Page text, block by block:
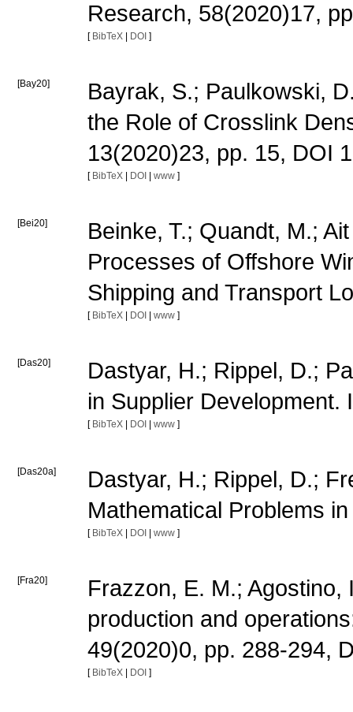
Research, 58(2020)17,
[ BibTeX| DOI ]
[Bay20]
Bayrak, S.; Paulkowski,
the Role of Crosslink
13(2020)23, pp. 15, DOI
[ BibTeX| DOI www ]
[Bei20]
Beinke, T.; Quandt, M.;
Processes of Offshore
Shipping and Transport
[ BibTeX| DOI www ]
[Das20]
Dastyar, H.; Rippel, D.;
in Supplier
[ BibTeX| DOI www ]
[Das20a]
Dastyar, H.; Rippel, D.;
Mathematical Problems
[ BibTeX| DOI www ]
[Fra20]
Frazzon, E. M.;
production and
49(2020)0, pp. 288-294,
[ BibTeX| DOI ]